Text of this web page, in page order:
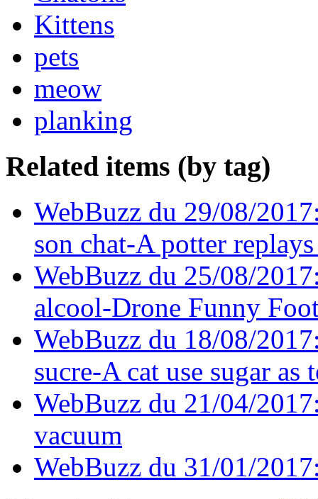
Kittens
pets
meow
planking
Related items (by tag)
WebBuzz du 29/08/
son chat-A potter
WebBuzz du 25/08/
alcool-Drone Funny
WebBuzz du 18/08/
sucre-A cat use sugar
WebBuzz du 21/04/
vacuum
WebBuzz du 31/01/